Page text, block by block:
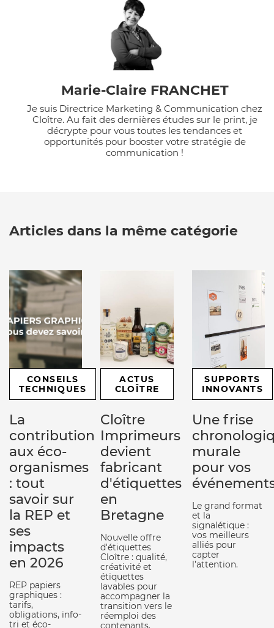
Marie-Claire FRANCHET
Je suis Directrice Marketing & Communication chez
Cloître. Au fait des dernières études sur le print, je
décrypte pour vous toutes les tendances et
opportunités pour booster votre stratégie de
communication !
Articles dans la même catégorie
CONSEILS
TECHNIQUES
La
contribution
aux éco-
organismes
: tout
savoir sur
la REP et
ses
impacts
en 2026
REP papiers
graphiques :
tarifs,
obligations, info-
tri et éco-
ACTUS
CLOÎTRE
Cloître
Imprimeurs
devient
fabricant
d'étiquettes
en
Bretagne
Nouvelle offre
d'étiquettes
Cloître : qualité,
créativité et
étiquettes
lavables pour
accompagner la
transition vers le
réemploi des
contenants.
SUPPORTS
INNOVANTS
Une frise
murale
pour vos
Le grand format
et la
signalétique :
vos meilleurs
alliés pour
capter
l’attention.